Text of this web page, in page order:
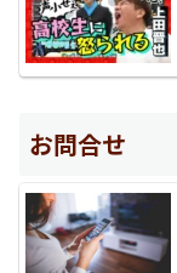
お問合せ